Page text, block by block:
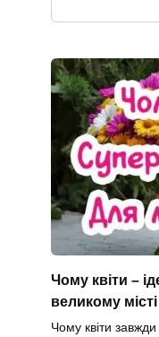
Чому квіти –
великому місті
Чому квіти